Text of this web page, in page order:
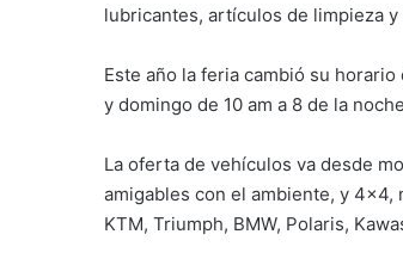
lubricantes, artículos de limpieza
Este año la feria cambió su horario
y domingo de 10 am a 8 de la
La oferta de vehículos va desde
amigables con el ambiente, y 4×4,
KTM, Triumph, BMW, Polaris,